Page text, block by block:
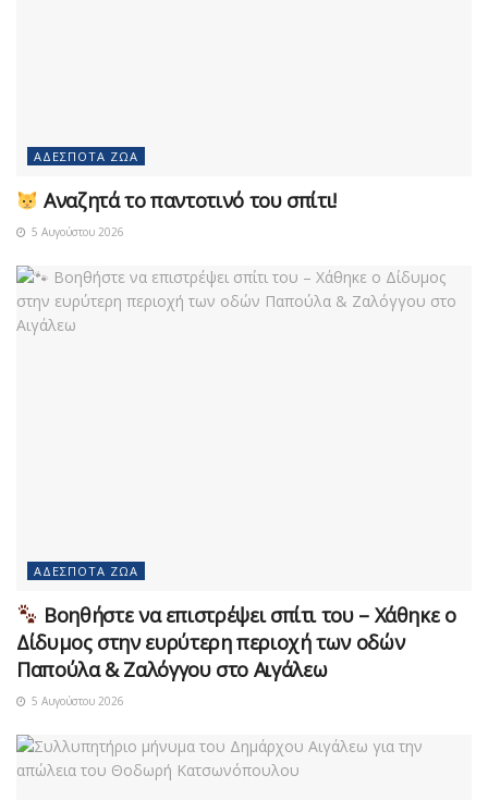
ΑΔΈΣΠΟΤΑ ΖΏΑ
Αναζητά το παντοτινό του σπίτι!
5 Αυγούστου 2026
ΑΔΈΣΠΟΤΑ ΖΏΑ
Βοηθήστε να επιστρέψει σπίτι του – Χάθηκε ο
Δίδυμος στην ευρύτερη περιοχή των οδών
Παπούλα & Ζαλόγγου στο Αιγάλεω
5 Αυγούστου 2026